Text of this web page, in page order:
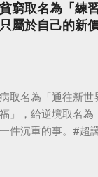
窮取名為「練
屬於自己的新
取名為「通往新
」，給逆境取名
件沉重的事。#超